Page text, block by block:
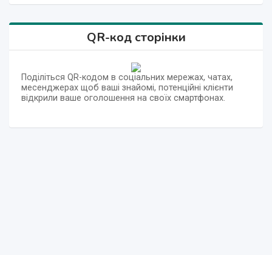
QR-код сторінки
Поділіться QR-кодом в соціальних мережах, чатах,
месенджерах щоб ваші знайомі, потенційні клієнти
відкрили ваше оголошення на своїх смартфонах.